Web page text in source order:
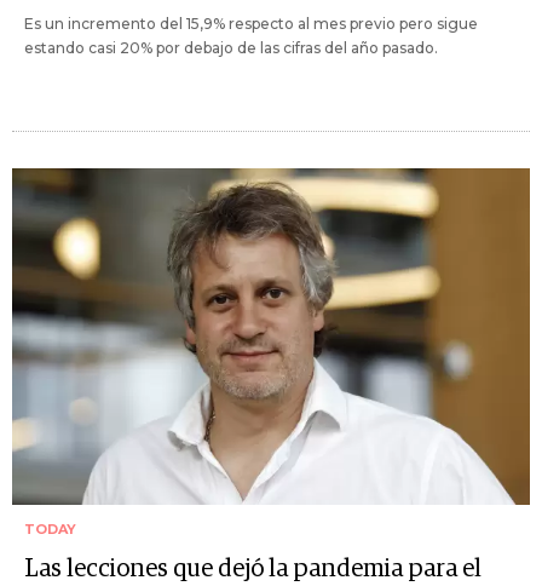
Es un incremento del 15,9% respecto al mes previo pero sigue
estando casi 20% por debajo de las cifras del año pasado.
TODAY
Las lecciones que dejó la pandemia para el